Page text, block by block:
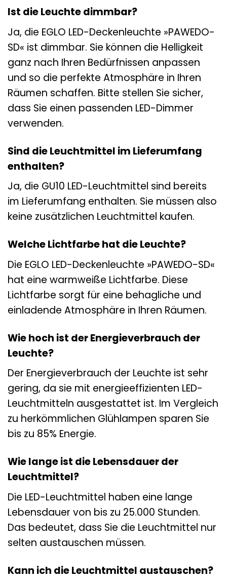
Ist die Leuchte dimmbar?
Ja, die EGLO LED-Deckenleuchte »PAWEDO-
SD« ist dimmbar. Sie können die Helligkeit
ganz nach Ihren Bedürfnissen anpassen
und so die perfekte Atmosphäre in Ihren
Räumen schaffen. Bitte stellen Sie sicher,
dass Sie einen passenden LED-Dimmer
verwenden.
Sind die Leuchtmittel im Lieferumfang
enthalten?
Ja, die GU10 LED-Leuchtmittel sind bereits
im Lieferumfang enthalten. Sie müssen also
keine zusätzlichen Leuchtmittel kaufen.
Welche Lichtfarbe hat die Leuchte?
Die EGLO LED-Deckenleuchte »PAWEDO-SD«
hat eine warmweiße Lichtfarbe. Diese
Lichtfarbe sorgt für eine behagliche und
einladende Atmosphäre in Ihren Räumen.
Wie hoch ist der Energieverbrauch der
Leuchte?
Der Energieverbrauch der Leuchte ist sehr
gering, da sie mit energieeffizienten LED-
Leuchtmitteln ausgestattet ist. Im Vergleich
zu herkömmlichen Glühlampen sparen Sie
bis zu 85% Energie.
Wie lange ist die Lebensdauer der
Leuchtmittel?
Die LED-Leuchtmittel haben eine lange
Lebensdauer von bis zu 25.000 Stunden.
Das bedeutet, dass Sie die Leuchtmittel nur
selten austauschen müssen.
Kann ich die Leuchtmittel austauschen?